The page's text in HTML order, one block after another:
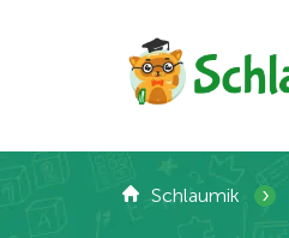
Schlaumik ›